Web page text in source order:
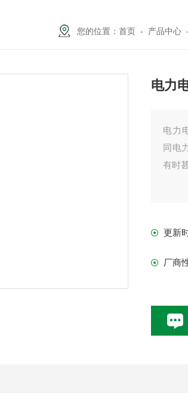
您的位置：首页 - 产品中心
电力
电力
同电
有时
更新
厂商